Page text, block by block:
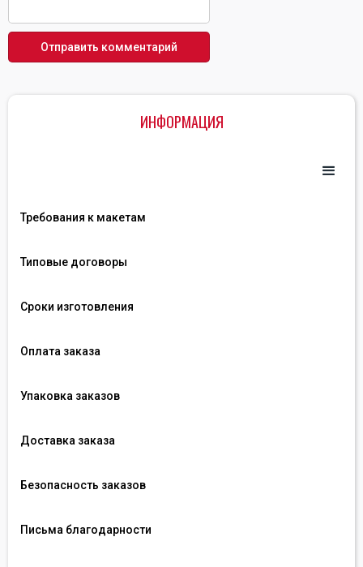
ИНФОРМАЦИЯ
Требования к макетам
Типовые договоры
Сроки изготовления
Оплата заказа
Упаковка заказов
Доставка заказа
Безопасность заказов
Письма благодарности